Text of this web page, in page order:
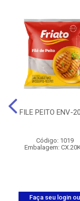
FILE PEITO ENV-
Código: 1019
Embalagem:
Faça seu login ou